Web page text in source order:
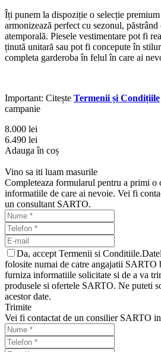
Îți punem la dispoziție o selecție premium
armonizează perfect cu sezonul, păstrând
atemporală. Piesele vestimentare pot fi
ținută unitară sau pot fi concepute în
completa garderoba în felul în care ai
Important: Citește Termenii și Condițiile
campanie
8.000 lei
6.490 lei
Adauga în coș
Vino sa iti luam masurile
Completeaza formularul pentru a primi o
informatiile de care ai nevoie. Vei fi
un consultant SARTO.
Da, accept Termenii si
folosite numai de catre angajatii SARTO
furniza informatiile solicitate si de a va
produsele si ofertele SARTO. Ne puteti
acestor date.
Trimite
Vei fi contactat de un consilier SARTO